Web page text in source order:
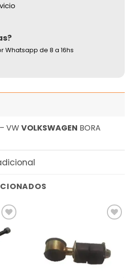
Whatsapp de 8 a 16hs
– VW VOLKSWAGEN BORA
la
de
deseos